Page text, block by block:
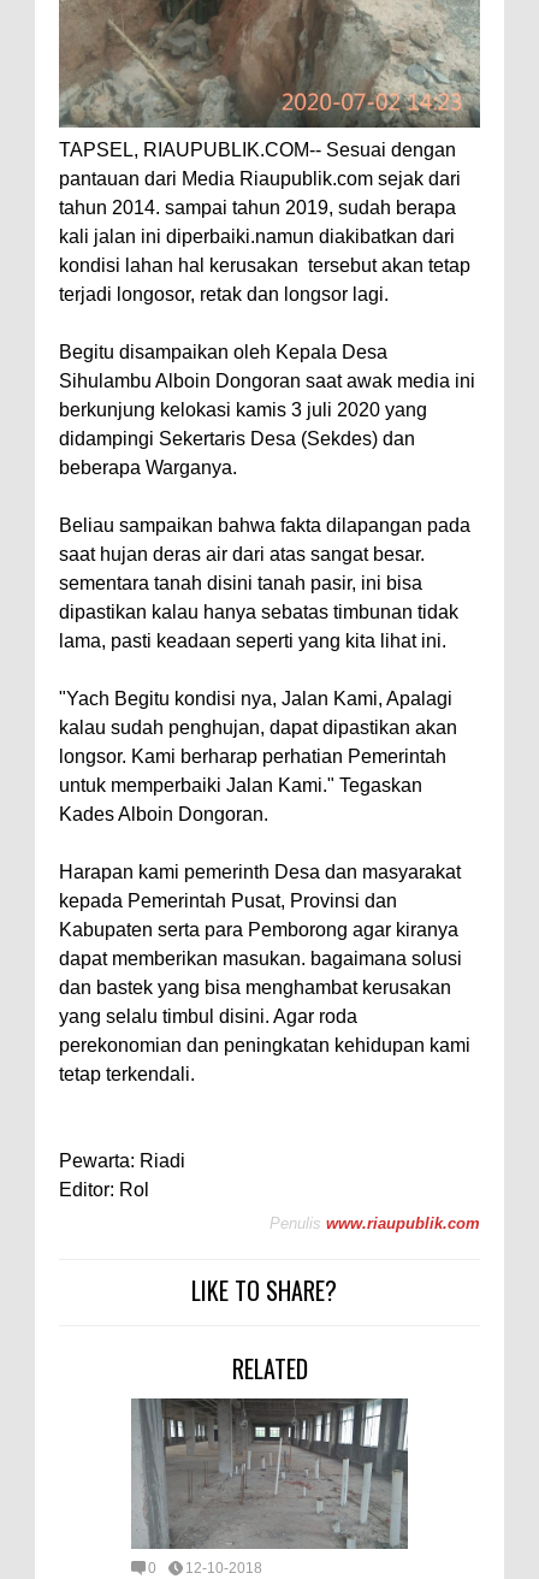
TAPSEL, RIAUPUBLIK.COM-- Sesuai dengan
pantauan dari Media Riaupublik.com sejak dari
tahun 2014. sampai tahun 2019, sudah berapa
kali jalan ini diperbaiki.namun diakibatkan dari
kondisi lahan hal kerusakan tersebut akan tetap
terjadi longosor, retak dan longsor lagi.
Begitu disampaikan oleh Kepala Desa
Sihulambu Alboin Dongoran saat awak media ini
berkunjung kelokasi kamis 3 juli 2020 yang
didampingi Sekertaris Desa (Sekdes) dan
beberapa Warganya.
Beliau sampaikan bahwa fakta dilapangan pada
saat hujan deras air dari atas sangat besar.
sementara tanah disini tanah pasir, ini bisa
dipastikan kalau hanya sebatas timbunan tidak
lama, pasti keadaan seperti yang kita lihat ini.
"Yach Begitu kondisi nya, Jalan Kami, Apalagi
kalau sudah penghujan, dapat dipastikan akan
longsor. Kami berharap perhatian Pemerintah
untuk memperbaiki Jalan Kami." Tegaskan
Kades Alboin Dongoran.
Harapan kami pemerinth Desa dan masyarakat
kepada Pemerintah Pusat, Provinsi dan
Kabupaten serta para Pemborong agar kiranya
dapat memberikan masukan. bagaimana solusi
dan bastek yang bisa menghambat kerusakan
yang selalu timbul disini. Agar roda
perekonomian dan peningkatan kehidupan kami
tetap terkendali.
Pewarta: Riadi
Editor: Rol
Penulis www.riaupublik.com
LIKE TO SHARE?
RELATED
0 12-10-2018